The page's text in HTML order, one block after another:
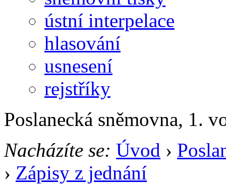
ústní interpelace
hlasování
usnesení
rejstříky
Poslanecká sněmovna, 1.
Nacházíte se: Úvod ›
› Zápisy z jednání